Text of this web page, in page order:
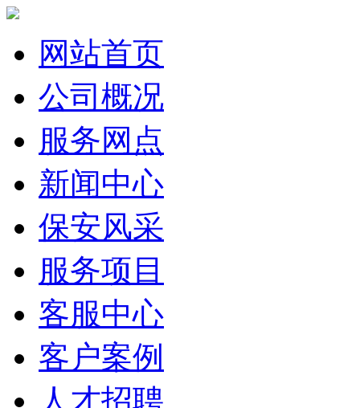
网站首页
公司概况
服务网点
新闻中心
保安风采
服务项目
客服中心
客户案例
人才招聘